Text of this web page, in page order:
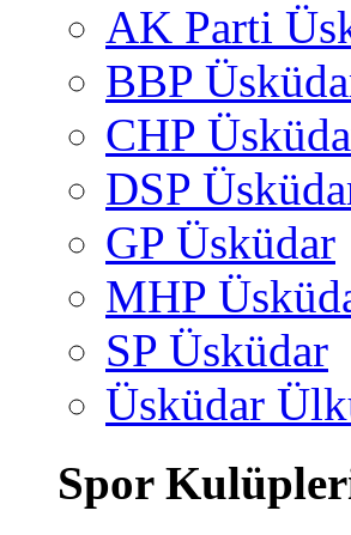
AK Parti
BBP
CHP
DSP
GP Üsküdar
MHP
SP Üsküdar
Üsküdar
Spor